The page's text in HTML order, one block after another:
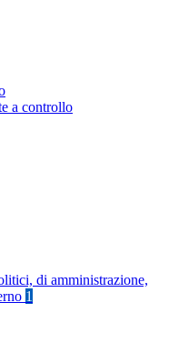
a controllo
di amministrazione,
1